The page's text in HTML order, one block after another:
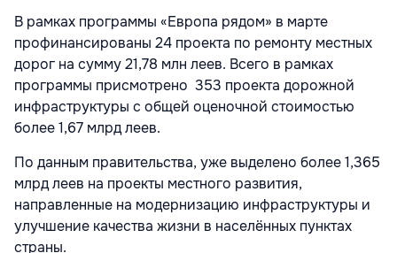
В рамках программы «Европа рядом» в марте
профинансированы 24 проекта по ремонту местных
дорог на сумму 21,78 млн леев. Всего в рамках
программы присмотрено 353 проекта дорожной
инфраструктуры с общей оценочной стоимостью
более 1,67 млрд леев.
По данным правительства, уже выделено более 1,365
млрд леев на проекты местного развития,
направленные на модернизацию инфраструктуры и
улучшение качества жизни в населённых пунктах
страны.